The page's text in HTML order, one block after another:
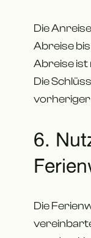
Die
Abreise bis
Abreise ist
Die
6.
Die